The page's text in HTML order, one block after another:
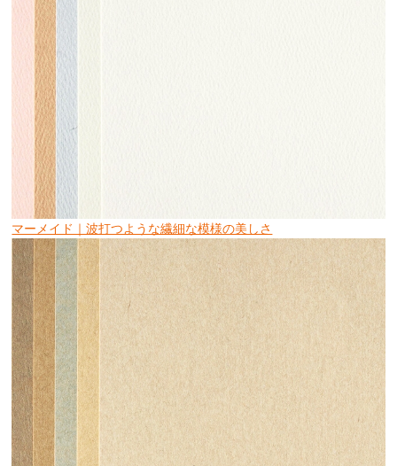
マーメイド｜波打つような繊細な模様の美しさ